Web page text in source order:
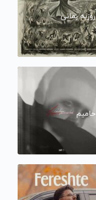
روزبه بمانی
حامیم